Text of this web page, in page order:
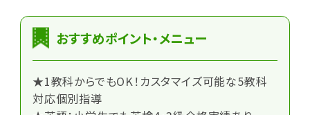
おすすめポイント・メニュー
★1教科からでもOK！カスタマイズ可能な5教科
対応個別指導